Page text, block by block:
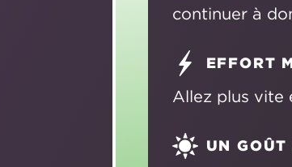
continuer à
EFFORT
Allez plus vite
UN